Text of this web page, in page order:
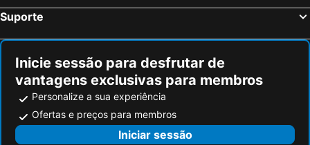
Suporte
Inicie sessão para desfrutar de
vantagens exclusivas para membros
Personalize a sua experiência
Ofertas e preços para membros
Iniciar sessão